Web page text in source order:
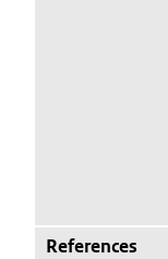
References